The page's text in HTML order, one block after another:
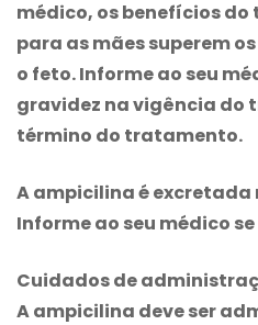
médico, os benefícios
para as mães superem
o feto. Informe ao seu
gravidez na vigência do
término do tratamento.
A ampicilina é excretada
Informe ao seu médico
Cuidados de
A ampicilina deve ser